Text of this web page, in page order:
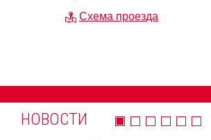
Схема проезда
НОВОСТИ